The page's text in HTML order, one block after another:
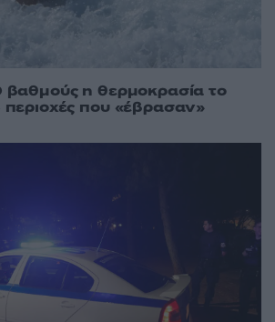
βαθμούς η θερμοκρασία το
που «έβρασαν»